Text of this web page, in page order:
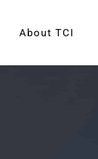
About TCI